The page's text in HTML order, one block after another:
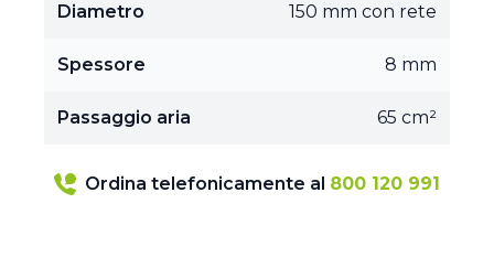
Diametro 150 mm con rete
Spessore 8 mm
Passaggio aria 65 cm²
Ordina telefonicamente al 800 120 991